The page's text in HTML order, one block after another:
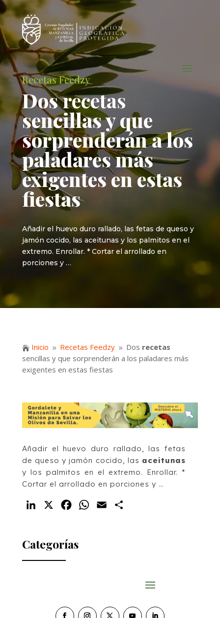
Recetas Feedzy
Dosrecetas
sencillas y que
sorprenderán a los
paladares más
exigentes en estas
fiestas
Añadir el huevo duro rallado, las fetas de queso y
jamón cocido, las aceitunas y los palmitos en el
extremo. Enrollar. * Cortar el arrollado en
porciones y …
 Inicio 9 Recetas Feedzy 9 Dos recetas
sencillas y que sorprenderán a los paladares más
exigentes en estas fiestas
Añadir el huevo duro rallado, las fetas
de queso y jamón cocido, las aceitunas
y los palmitos en el extremo. Enrollar. *
Cortar el arrollado en porciones y …
LinkedIn FacebookWhatsApp
Email
Categorías